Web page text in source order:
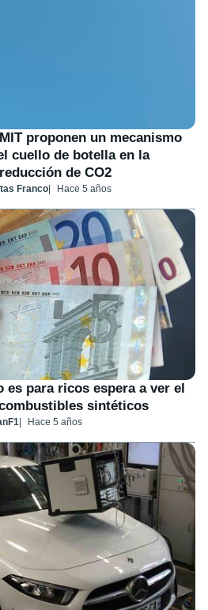
proponen un mecanismo
cuello de botella en la
de CO2
Franco Hace 5 años
es para ricos espera a ver el
sintéticos
Hace 5 años